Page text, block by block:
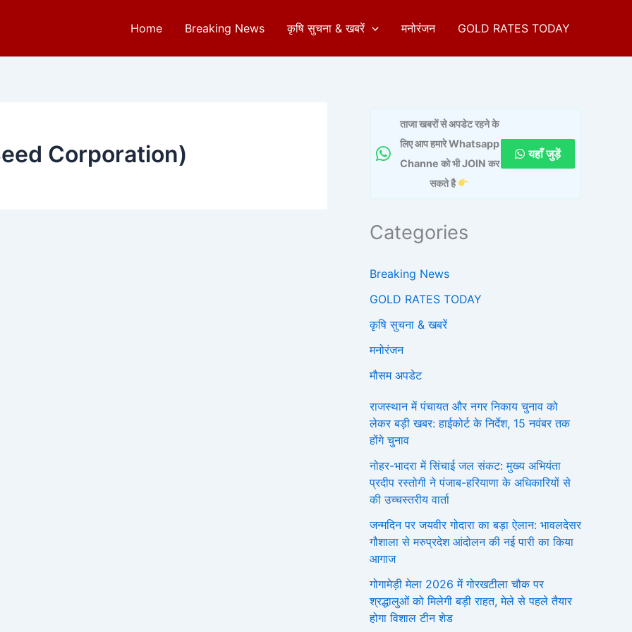
Home Breaking News कृषि सुचना & खबरें मनोरंजन GOLD RATES TODAY
Corporation)
ताजा खबरों से अपडेट रहने के
लिए आप हमारे Whatsapp
Channe को भी JOIN कर
सकते है
यहाँ जुड़ें
Categories
Breaking News
GOLD RATES TODAY
कृषि सुचना & खबरें
मनोरंजन
मौसम अपडेट
राजस्थान में पंचायत और नगर निकाय चुनाव को
लेकर बड़ी खबर: हाईकोर्ट के निर्देश, 15 नवंबर तक
होंगे चुनाव
नोहर-भादरा में सिंचाई जल संकट: मुख्य अभियंता
प्रदीप रस्तोगी ने पंजाब-हरियाणा के अधिकारियों से
की उच्चस्तरीय वार्ता
जन्मदिन पर जयवीर गोदारा का बड़ा ऐलान: भावलदेसर
गौशाला से मरुप्रदेश आंदोलन की नई पारी का किया
आगाज
गोगामेड़ी मेला 2026 में गोरखटीला चौक पर
श्रद्धालुओं को मिलेगी बड़ी राहत, मेले से पहले तैयार
होगा विशाल टीन शेड